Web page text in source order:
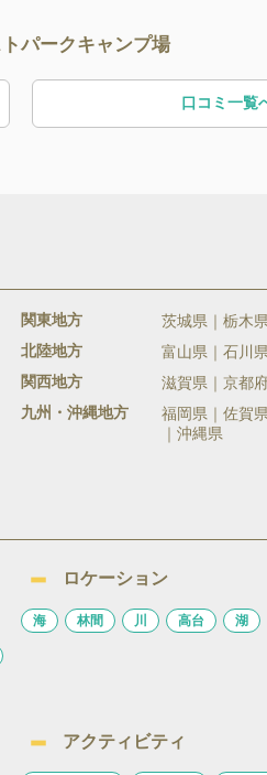
パークキャンプ場
口コミ一覧
関東地方 茨城県
栃木
北陸地方 富山県
石川
関西地方 滋賀県
京都
九州・沖縄地方 福岡県
佐賀
沖縄県
ロケーション
海 林間 川 高台 湖
アクティビティ